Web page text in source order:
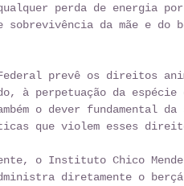
perda de energia
sobrevivência da mãe e do
à perpetuação da espécie
o dever fundamental da
que violem esses
diretamente o